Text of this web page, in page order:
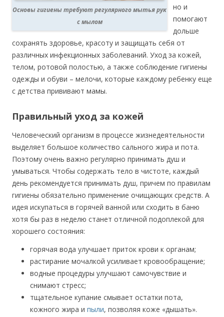
Основы гигиены требуют регулярного мытья рук
с мылом
но и
помогают
дольше
сохранять здоровье, красоту и защищать себя от
различных инфекционных заболеваний. Уход за кожей,
телом, ротовой полостью, а также соблюдение гигиены
одежды и обуви – мелочи, которые каждому ребенку еще
с детства прививают мамы.
Правильный уход за кожей
Человеческий организм в процессе жизнедеятельности
выделяет большое количество сального жира и пота.
Поэтому очень важно регулярно принимать душ и
умываться. Чтобы содержать тело в чистоте, каждый
день рекомендуется принимать душ, причем по правилам
гигиены обязательно применение очищающих средств. А
идея искупаться в горячей ванной или сходить в баню
хотя бы раз в неделю станет отличной подоплекой для
хорошего состояния:
горячая вода улучшает приток крови к органам;
растирание мочалкой усиливает кровообращение;
водные процедуры улучшают самочувствие и
снимают стресс;
тщательное купание смывает остатки пота,
кожного жира и пыли, позволяя коже «дышать».